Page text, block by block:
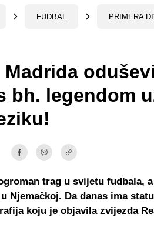
FUDBAL PRIMERA
Madrida
bh. legendom
trag u svijetu fudbala,
Njemačkoj. Da danas ima
koju je objavila zvijezda